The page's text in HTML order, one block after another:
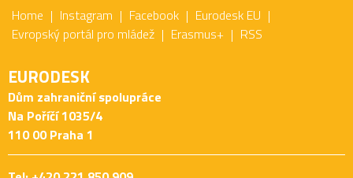
Home Instagram Facebook
Eurodesk EU
Evropský portál pro mládež
Erasmus+ RSS
EURODESK
Dům zahraniční spolupráce
Na Poříčí 1035/4
110 00 Praha 1